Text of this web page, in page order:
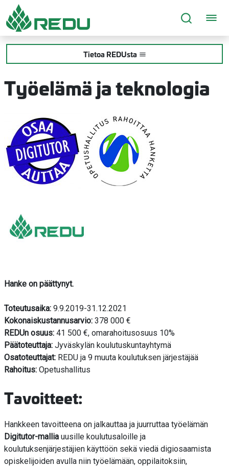
Siirry sivusisältöön
Tietoa REDUsta
Työelämä ja teknologia
Hanke on päättynyt.
Toteutusaika: 9.9.2019-31.12.2021
Kokonaiskustannusarvio: 378 000 €
REDUn osuus: 41 500 €, omarahoitusosuus 10%
Päätoteuttaja: Jyväskylän koulutuskuntayhtymä
Osatoteuttajat: REDU ja 9 muuta koulutuksen järjestäjää
Rahoitus: Opetushallitus
Tavoitteet:
Hankkeen tavoitteena on jalkauttaa ja juurruttaa työelämän
Digitutor-mallia uusille koulutusaloille ja
koulutuksenjärjestäjien käyttöön sekä viedä digiosaamista
opiskelijoiden avulla niin työelämään, oppilaitoksiin,